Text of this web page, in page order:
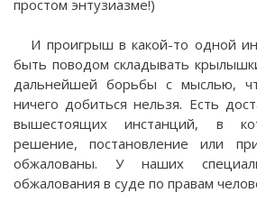
простом энтузиазме!)
И проигрыш в какой-то одной
быть поводом складывать
дальнейшей борьбы с мыслью,
ничего добиться нельзя. Есть
вышестоящих инстанций, в
решение, постановление или
обжалованы. У наших
обжалования в суде по правам